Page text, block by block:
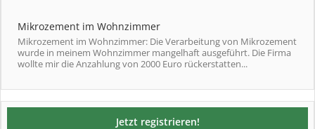
Mikrozement im Wohnzimmer
Mikrozement im Wohnzimmer: Die Verarbeitung von Mikrozement
wurde in meinem Wohnzimmer mangelhaft ausgeführt. Die Firma
wollte mir die Anzahlung von 2000 Euro rückerstatten...
Jetzt registrieren!